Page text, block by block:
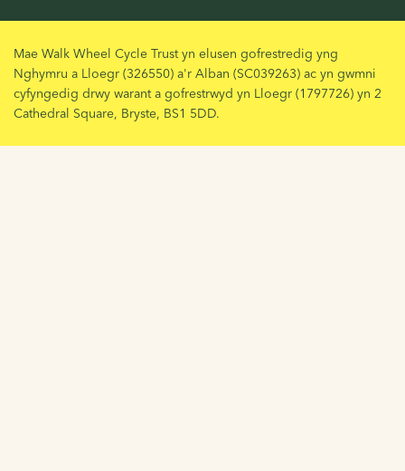
Mae Walk Wheel Cycle Trust yn elusen gofrestredig yng
Nghymru a Lloegr (326550) a'r Alban (SC039263) ac yn gwmni
cyfyngedig drwy warant a gofrestrwyd yn Lloegr (1797726) yn 2
Cathedral Square, Bryste, BS1 5DD.